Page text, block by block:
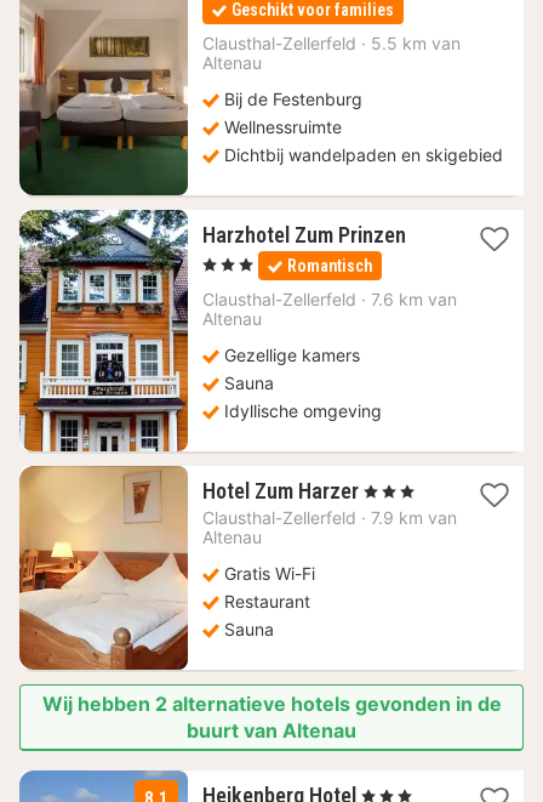
158
Geschikt voor families
Clausthal-Zellerfeld · 5.5 km van
Altenau
Bij de Festenburg
Wellnessruimte
Dichtbij wandelpaden en skigebied
Harzhotel Zum Prinzen1
99,36
, 3 Sterren Romantisch
Clausthal-Zellerfeld · 7.6 km van
Altenau
Gezellige kamers
Sauna
Idyllische omgeving
Hotel Zum Harzer 1
nacht
, 3 Sterren
Clausthal-Zellerfeld · 7.9 km van
Altenau
Gratis Wi-Fi
Restaurant
Sauna
Wij hebben 2 alternatieve hotels gevonden in de
buurt van Altenau
Heikenberg Hotel 1
, 3 Sterren